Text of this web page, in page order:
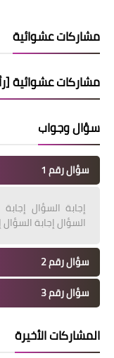
مشاركات عشوائية
مشاركات عشوائية
سؤال وجواب
سؤال رقم 1
إجابة السؤال
السؤال إجابة
سؤال رقم 2
سؤال رقم 3
المشاركات الأخيرة